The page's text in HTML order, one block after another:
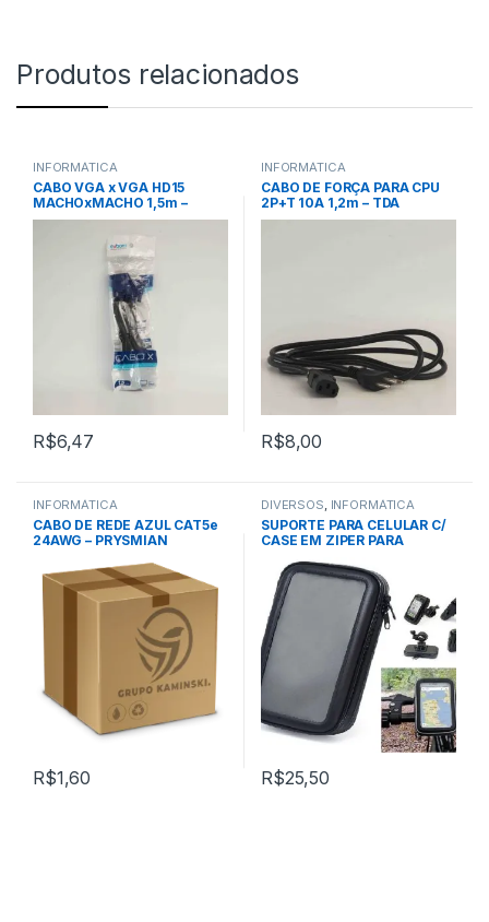
Produtos relacionados
INFORMÁTICA
CABO VGA x VGA HD15
MACHOxMACHO 1,5m –
EXBOM
R$6,47
INFORMÁTICA
CABO DE FORÇA PARA CPU
2P+T 10A 1,2m – TDA
R$8,00
INFORMÁTICA
CABO DE REDE AZUL CAT5e
24AWG – PRYSMIAN
R$1,60
DIVERSOS, INFORMÁTICA
SUPORTE PARA CELULAR C/
CASE EM ZIPER PARA
PRETO – EXBOM (SP-C20L)
R$25,50